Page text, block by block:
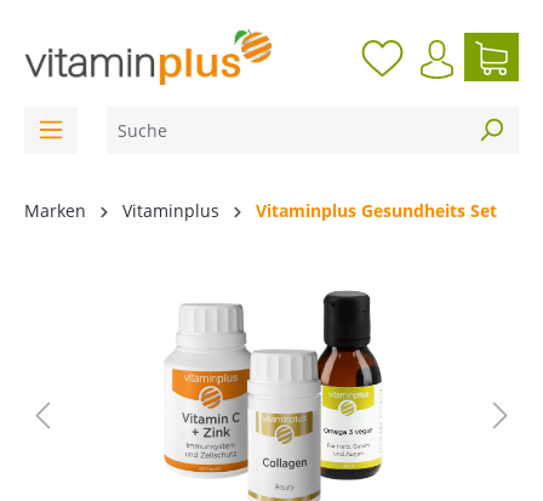
Marken Vitaminplus Vitaminplus Gesundheits Set